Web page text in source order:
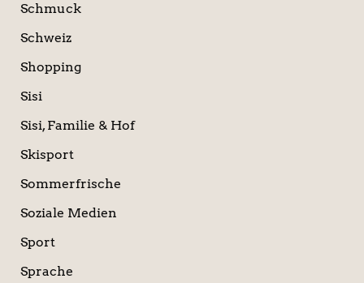
Schmuck
Schweiz
Shopping
Sisi
Sisi, Familie & Hof
Skisport
Sommerfrische
Soziale Medien
Sport
Sprache